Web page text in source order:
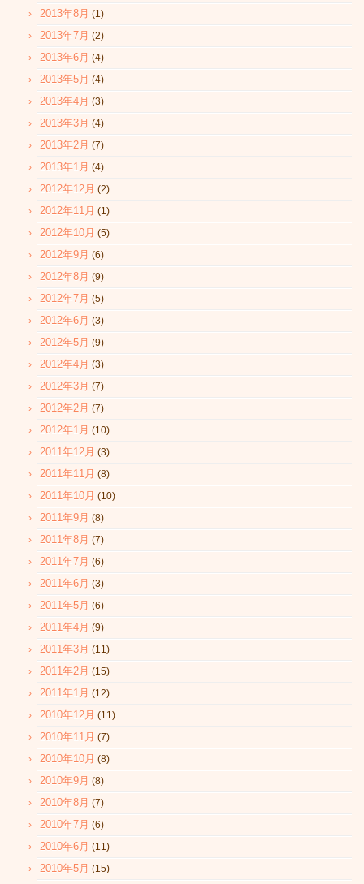
2013年8月 (1)
2013年7月 (2)
2013年6月 (4)
2013年5月 (4)
2013年4月 (3)
2013年3月 (4)
2013年2月 (7)
2013年1月 (4)
2012年12月 (2)
2012年11月 (1)
2012年10月 (5)
2012年9月 (6)
2012年8月 (9)
2012年7月 (5)
2012年6月 (3)
2012年5月 (9)
2012年4月 (3)
2012年3月 (7)
2012年2月 (7)
2012年1月 (10)
2011年12月 (3)
2011年11月 (8)
2011年10月 (10)
2011年9月 (8)
2011年8月 (7)
2011年7月 (6)
2011年6月 (3)
2011年5月 (6)
2011年4月 (9)
2011年3月 (11)
2011年2月 (15)
2011年1月 (12)
2010年12月 (11)
2010年11月 (7)
2010年10月 (8)
2010年9月 (8)
2010年8月 (7)
2010年7月 (6)
2010年6月 (11)
2010年5月 (15)